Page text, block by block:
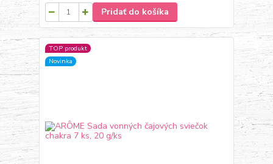
Pridať do košíka
TOP produkt
Novinka